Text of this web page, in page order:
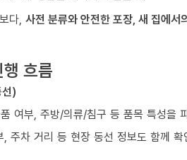
다, 사전 분류와 안전한 포장, 새 집에서
흐름
)
여부, 주방/의류/침구 등 품목 특성을
주차 거리 등 현장 동선 정보도 함께 확